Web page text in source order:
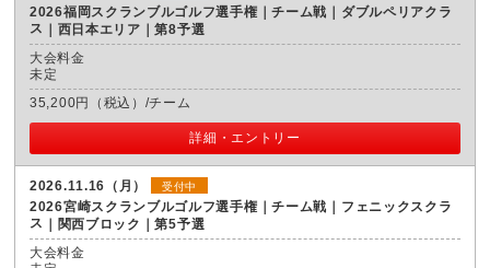
2026福岡スクランブルゴルフ選手権｜チーム戦｜ダブルペリアクラ
ス
西日本エリア｜第8予選
大会料金
未定
35,200円（税込）/チーム
詳細・エントリー
2026.11.16（月） 受付中
2026宮崎スクランブルゴルフ選手権｜チーム戦｜フェニックスクラ
ス
関西ブロック｜第5予選
大会料金